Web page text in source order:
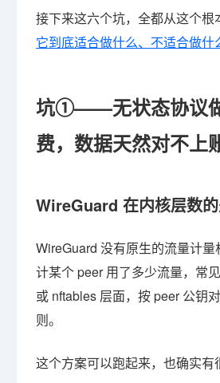
接下来这六个坑，全都从这个根
它到底适合做什么、不适合做什
坑①——无状态协议
费，数据天然对不上
WireGuard 在内核层数的
WireGuard 没有原生的流量计
计某个 peer 用了多少流量，常
或 nftables 层面，按 peer 公钥
则。
这个方案可以跑起来，也确实有